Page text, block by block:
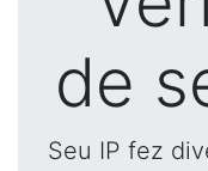
de
Seu IP fez